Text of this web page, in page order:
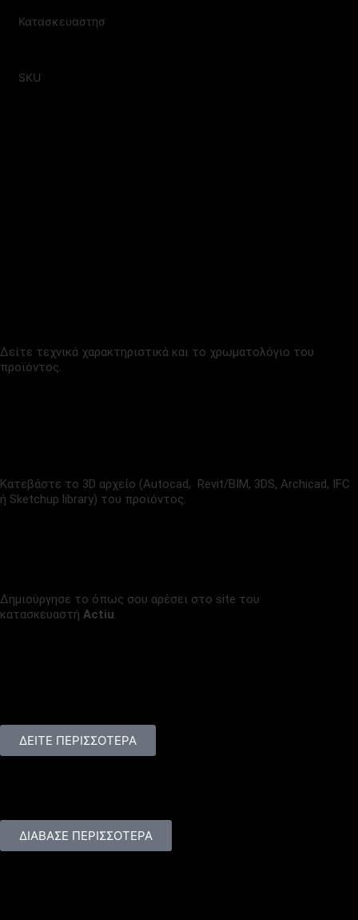
Κατασκευαστησ
SKU
Δείτε τεχνικά χαρακτηριστικά και το χρωματολόγιο του
προϊόντος.
Κατεβάστε το 3D αρχείο (Autocad, Revit/BIM, 3DS, Archicad, IFC
ή Sketchup library) του προϊόντος.
Δημιούργησε το όπως σου αρέσει στο site του
κατασκευαστή Actiu.
ΔΕΙΤΕ ΠΕΡΙΣΣΟΤΕΡΑ
ΔΙΑΒΑΣΕ ΠΕΡΙΣΣΟΤΕΡΑ